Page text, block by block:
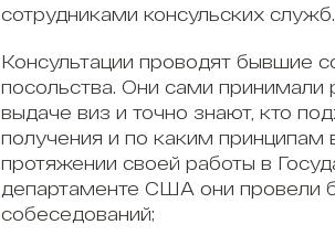
сотрудниками консульских служб.
Консультации проводят бывшие
посольства. Они сами принимали
выдаче виз и точно знают, кто
получения и по каким принципам
протяжении своей работы в
департаменте США они провели
собеседований;